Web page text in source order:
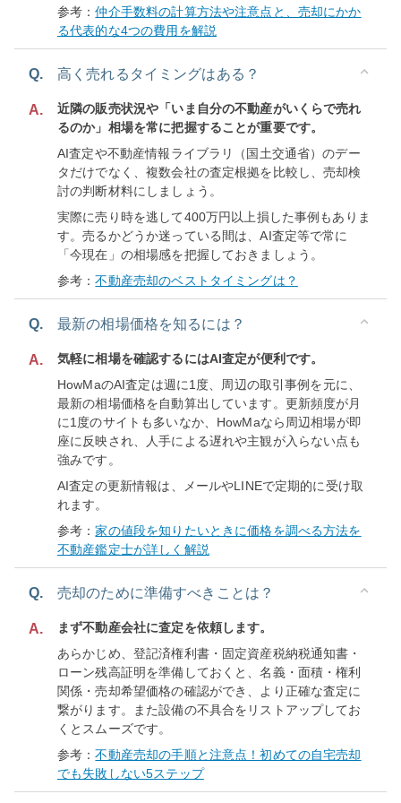
参考：仲介手数料の計算方法や注意点と、売却にかか
る代表的な4つの費用を解説
Q. 高く売れるタイミングはある？
A.
近隣の販売状況や「いま自分の不動産がいくらで売れ
るのか」相場を常に把握することが重要です。
AI査定や不動産情報ライブラリ（国土交通省）のデー
タだけでなく、複数会社の査定根拠を比較し、売却検
討の判断材料にしましょう。
実際に売り時を逃して400万円以上損した事例もありま
す。売るかどうか迷っている間は、AI査定等で常に
「今現在」の相場感を把握しておきましょう。
参考：不動産売却のベストタイミングは？
Q. 最新の相場価格を知るには？
A.
気軽に相場を確認するにはAI査定が便利です。
HowMaのAI査定は週に1度、周辺の取引事例を元に、
最新の相場価格を自動算出しています。更新頻度が月
に1度のサイトも多いなか、HowMaなら周辺相場が即
座に反映され、人手による遅れや主観が入らない点も
強みです。
AI査定の更新情報は、メールやLINEで定期的に受け取
れます。
参考：家の値段を知りたいときに価格を調べる方法を
不動産鑑定士が詳しく解説
Q. 売却のために準備すべきことは？
A.
まず不動産会社に査定を依頼します。
あらかじめ、登記済権利書・固定資産税納税通知書・
ローン残高証明を準備しておくと、名義・面積・権利
関係・売却希望価格の確認ができ、より正確な査定に
繋がります。また設備の不具合をリストアップしてお
くとスムーズです。
参考：不動産売却の手順と注意点！初めての自宅売却
でも失敗しない5ステップ